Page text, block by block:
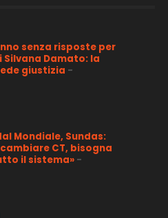
senza risposte per
Silvana Damato: la
giustizia -
Mondiale, Sundas:
CT, bisogna
il sistema» -